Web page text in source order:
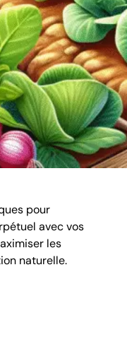
pour
avec vos
les
naturelle.